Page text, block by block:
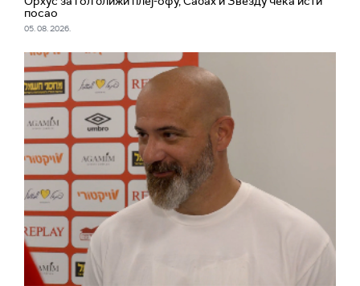
посао
05. 08. 2026.